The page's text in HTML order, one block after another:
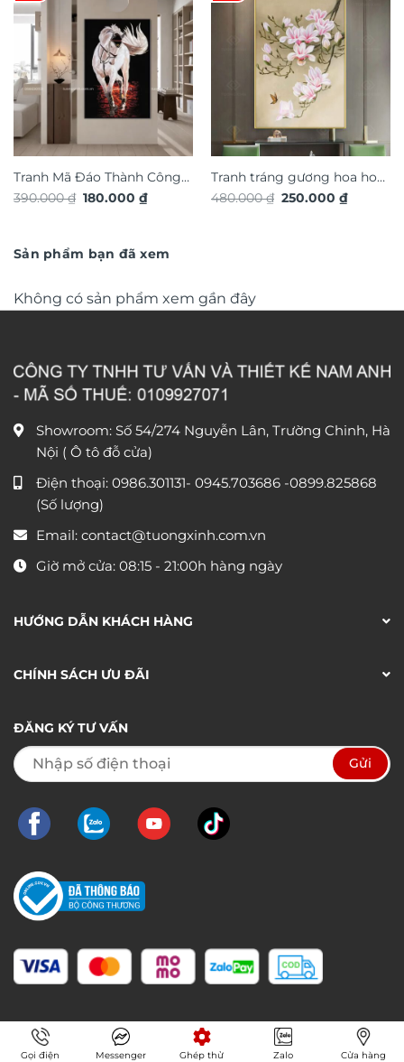
Tranh Mã Đáo Thành Công
TG4924S
390.000₫ Giá
180.000₫Giá
Tranh tráng gương hoa hoa
nghệ thuật TG4911S
480.000₫ Giá
250.000₫Giá
Sản phẩm bạn đã xem
Không có sản phẩm xem gần đây
Showroom: Số 54/274 Nguyễn Lân, Trường Chinh, Hà
Nội ( Ô tô đỗ cửa)
Điện thoại: 0986.301131- 0945.703686 -0899.825868
(Số lượng)
Email: contact@tuongxinh.com.vn
Giờ mở cửa: 08:15 - 21:00h hàng ngày
HƯỚNG DẪN KHÁCH HÀNG
CHÍNH SÁCH ƯU ĐÃI
ĐĂNG KÝ TƯ VẤN
Gọi điện Messenger Ghép thử Zalo Cửa hàng